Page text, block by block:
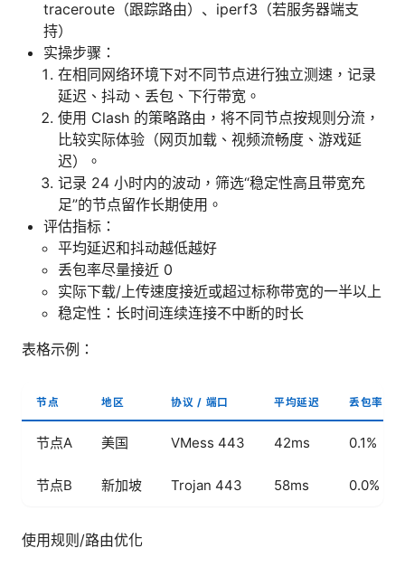
traceroute（跟踪路由）、iperf3（若服务器端支
持）
实操步骤：
在相同网络环境下对不同节点进行独立测速，记录
延迟、抖动、丢包、下行带宽。
使用 Clash 的策略路由，将不同节点按规则分流，
比较实际体验（网页加载、视频流畅度、游戏延
迟）。
记录 24 小时内的波动，筛选“稳定性高且带宽充
足”的节点留作长期使用。
评估指标：
平均延迟和抖动越低越好
丢包率尽量接近 0
实际下载/上传速度接近或超过标称带宽的一半以上
稳定性：长时间连续连接不中断的时长
表格示例：
节点 地区 协议 / 端口 平均延迟 丢包率
节点A 美国 VMess 443 42ms 0.1%
节点B 新加坡 Trojan 443 58ms 0.0%
使用规则/路由优化